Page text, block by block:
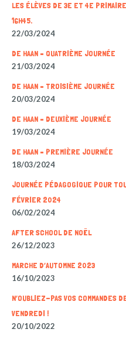
LES ÉLÈVES DE 3E ET 4E
16H45.
22/03/2024
DE HAAN – QUATRIÈME JOURNÉE
21/03/2024
DE HAAN – TROISIÈME JOURNÉE
20/03/2024
DE HAAN – DEUXIÈME JOURNÉE
19/03/2024
DE HAAN – PREMIÈRE JOURNÉE
18/03/2024
JOURNÉE PÉDAGOGIQUE POUR
FÉVRIER 2024
06/02/2024
AFTER SCHOOL DE NOËL
26/12/2023
MARCHE D’AUTOMNE 2023
16/10/2023
N’OUBLIEZ-PAS VOS COMMANDES
VENDREDI !
20/10/2022